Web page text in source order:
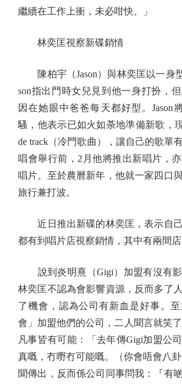
繼續在工作上衝，未必咁快。」
林奕匡視察新碟銷情
陳柏宇（Jason）與林奕匡以一身
son指出門時女兒見到他一身打扮，
因在她眼中爸爸每天都好型。Jason
騷，他表示已如火如荼地準備新歌，
de track（冷門歌曲），讓自己的歌單
唱會舉行前，2月他將推出新唱片，
唱片。至於農曆新年，他就一家四口
旅行兼打波。
近日推出新碟的林奕匡，表示自己
都有到唱片店視察銷情，其中有兩間店
說到炎明熹（Gigi）加盟有沒有影
林奕匡不認為會影響資源，反而多了
了機會，認為公司有新血是好事。
會」加盟他們的公司，二人聞言就笑了
凡事皆有可能：「去年傳Gigi加盟公
真嘅，冇嘢冇可能嘅。（你會唔會八
聞傳出，反而係公司同事問我：『有